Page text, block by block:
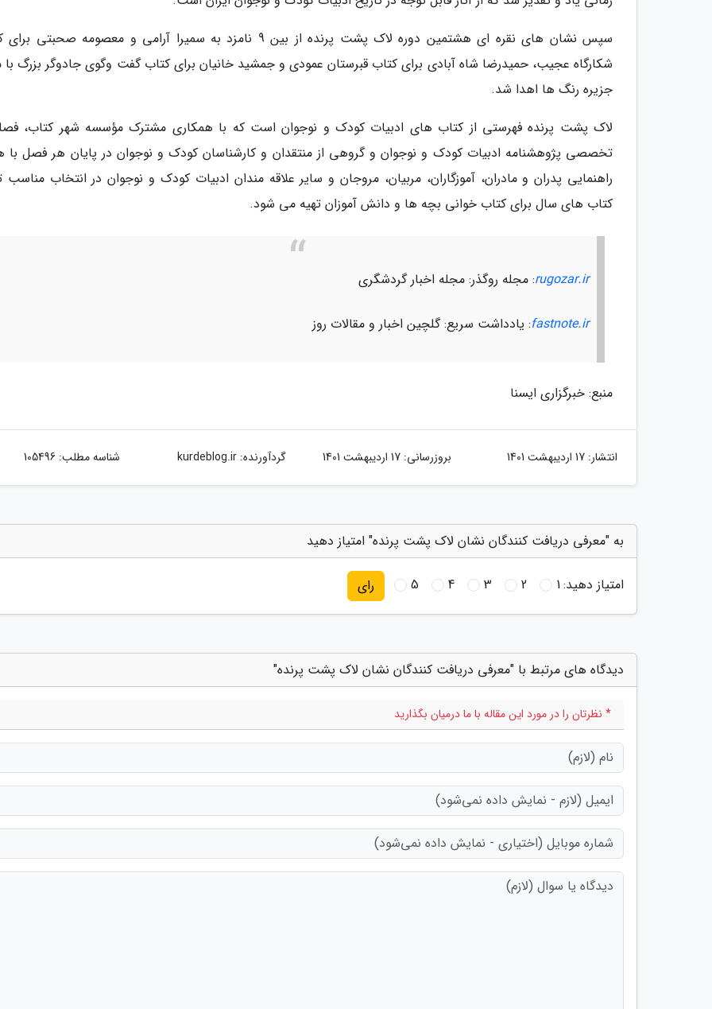
سپس نشان های نقره ای هشتمین دوره لاک پشت پرنده از بین 9 نامزد به سمیرا آرامی و معصومه صحبتی
شکارگاه عجیب، حمیدرضا شاه آبادی برای کتاب قبرستان عمودی و جمشید خانیان برای کتاب گفت وگوی جادوگر بزرگ با
جزیره رنگ ها اهدا شد.
لاک پشت پرنده فهرستی از کتاب های ادبیات کودک و نوجوان است که با همکاری مشترک مؤسسه شهر کتاب،
تخصصی پژوهشنامه ادبیات کودک و نوجوان و گروهی از منتقدان و کارشناسان کودک و نوجوان در پایان هر فصل
راهنمایی پدران و مادران، آموزگاران، مربیان، مروجان و سایر علاقه مندان ادبیات کودک و نوجوان در انتخاب مناسب
کتاب های سال برای کتاب خوانی بچه ها و دانش آموزان تهیه می شود.
rugozar.ir: مجله روگذر: مجله اخبار گردشگری
fastnote.ir: یادداشت سریع: گلچین اخبار و مقالات روز
منبع: خبرگزاری ایسنا
انتشار: 17 اردیبهشت 1401 بروزرسانی: 17 اردیبهشت 1401 گردآورنده:kurdeblog.ir شناسه مطلب: 105496
به "معرفی دریافت کنندگان نشان لاک پشت پرنده" امتیاز دهید
امتیاز دهید:1
2
3
4
5 رای
دیدگاه های مرتبط با "معرفی دریافت کنندگان نشان لاک پشت پرنده"
* نظرتان را در مورد این مقاله با ما درمیان بگذارید